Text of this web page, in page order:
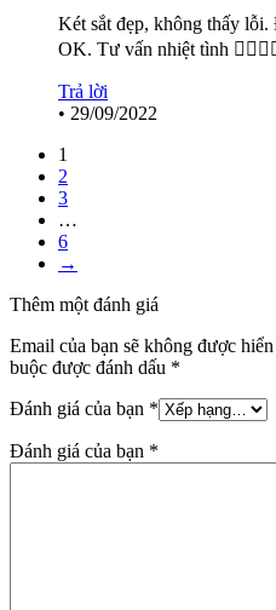
Két sắt đẹp, không thấy
OK. Tư vấn nhiệt tình
Trả lời
• 29/09/2022
1
2
3
…
6
→
Thêm một đánh giá
Email của bạn sẽ không được
buộc được đánh dấu *
Đánh giá của bạn *
Đánh giá của bạn *